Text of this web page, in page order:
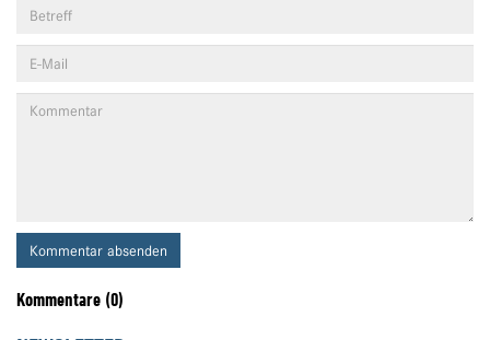
Kommentar absenden
Kommentare (0)